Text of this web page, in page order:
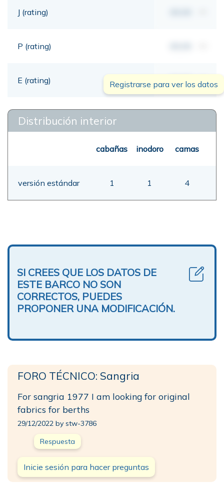
J (rating)
P (rating)
E (rating) 00,00 mt
Registrarse para ver los datos
Distribución interior
cabañas inodoro camas
versión estándar 1 1 4
SI CREES QUE LOS DATOS DE
ESTE BARCO NO SON
CORRECTOS, PUEDES
PROPONER UNA MODIFICACIÓN.
FORO TÉCNICO: Sangria
For sangria 1977 I am looking for original
fabrics for berths
29/12/2022 by stw-3786
Respuesta
Inicie sesión para hacer preguntas